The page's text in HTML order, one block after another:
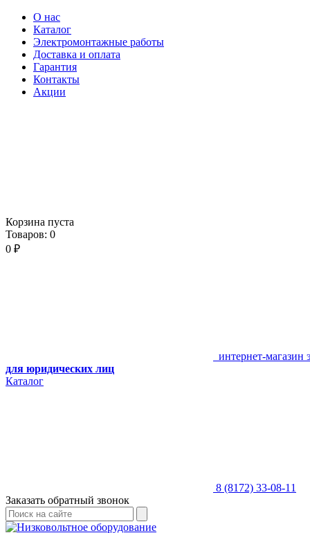
О нас
Каталог
Электромонтажные работы
Доставка и оплата
Гарантия
Контакты
Акции
Корзина пуста
Товаров: 0
0 ₽
интернет-магазин
для юридических лиц
Каталог
8 (8172) 33-08-11
Заказать обратный звонок